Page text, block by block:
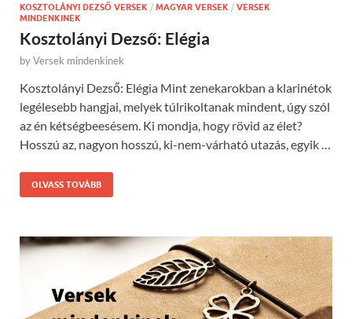
KOSZTOLÁNYI DEZSŐ VERSEK / MAGYAR VERSEK / VERSEK
MINDENKINEK
Kosztolányi Dezső: Elégia
byVersek mindenkinek
Kosztolányi Dezső: Elégia Mint zenekarokban a klarinétok
legélesebb hangjai, melyek túlrikoltanak mindent, úgy szól
az én kétségbeesésem. Ki mondja, hogy rövid az élet?
Hosszú az, nagyon hosszú, ki-nem-várható utazás, egyik …
OLVASS TOVÁBB